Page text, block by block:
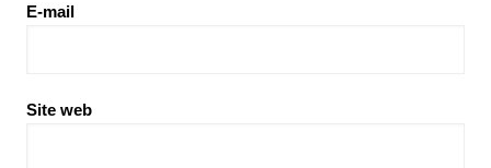
E-mail
Site web